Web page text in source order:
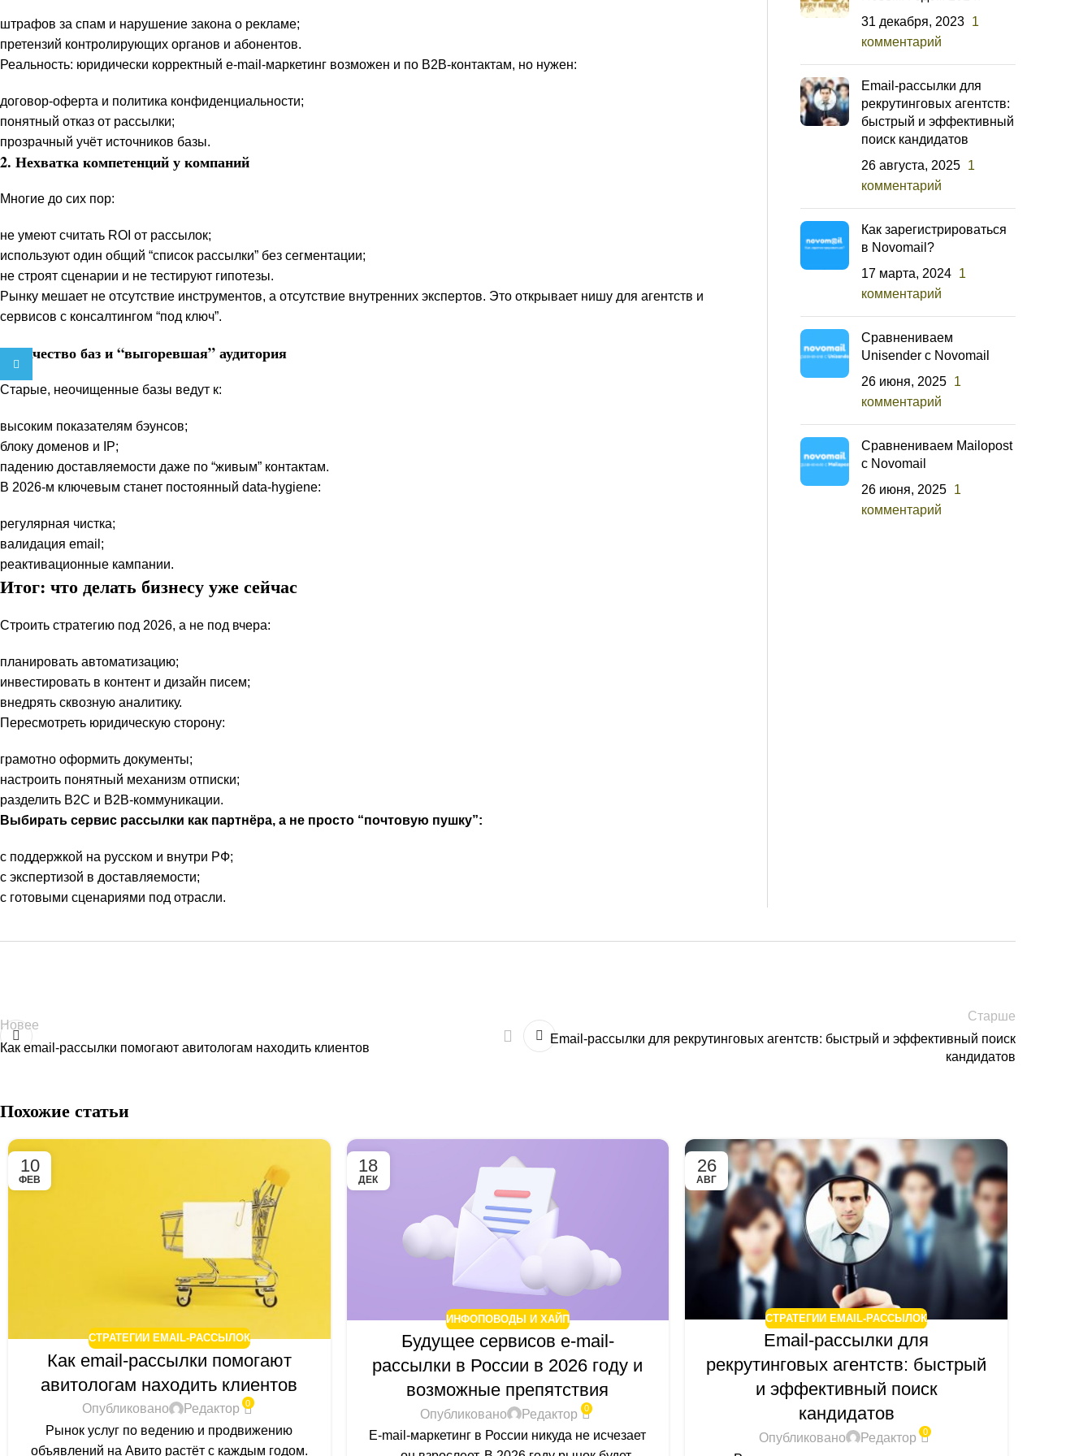
штрафов за спам и нарушение закона о рекламе;
претензий контролирующих органов и абонентов.
Реальность: юридически корректный e-mail-маркетинг возможен и по B2B-контактам, но нужен:
договор-оферта и политика конфиденциальности;
понятный отказ от рассылки;
прозрачный учёт источников базы.
2. Нехватка компетенций у компаний
Многие до сих пор:
не умеют считать ROI от рассылок;
используют один общий “список рассылки” без сегментации;
не строят сценарии и не тестируют гипотезы.
Рынку мешает не отсутствие инструментов, а отсутствие внутренних экспертов. Это открывает нишу для агентств и
сервисов с консалтингом “под ключ”.
3. Качество баз и “выгоревшая” аудитория
Старые, неочищенные базы ведут к:
высоким показателям бэунсов;
блоку доменов и IP;
падению доставляемости даже по “живым” контактам.
В 2026-м ключевым станет постоянный data-hygiene:
регулярная чистка;
валидация email;
реактивационные кампании.
Итог: что делать бизнесу уже сейчас
Строить стратегию под 2026, а не под вчера:
планировать автоматизацию;
инвестировать в контент и дизайн писем;
внедрять сквозную аналитику.
Пересмотреть юридическую сторону:
грамотно оформить документы;
настроить понятный механизм отписки;
разделить B2C и B2B-коммуникации.
Выбирать сервис рассылки как партнёра, а не просто “почтовую пушку”:
с поддержкой на русском и внутри РФ;
с экспертизой в доставляемости;
с готовыми сценариями под отрасли.
31 декабря, 2023 1
комментарий
Email-рассылки для
рекрутинговых агентств:
быстрый и эффективный
поиск кандидатов
26 августа, 2025 1
комментарий
Как зарегистрироваться
в Novomail?
17 марта, 2024 1
комментарий
Сравнениваем
Unisender с Novomail
26 июня, 2025 1
комментарий
Сравнениваем Mailopost
с Novomail
26 июня, 2025 1
комментарий
Новее
Как email-рассылки помогают авитологам находить клиентов
Старше
Email-рассылки для рекрутинговых агентств: быстрый и эффективный поиск
кандидатов
Похожие статьи
10
ФЕВ
СТРАТЕГИИ EMAIL-РАССЫЛОК
Как email-рассылки помогают
авитологам находить клиентов
Опубликовано Редактор 0
Рынок услуг по ведению и продвижению
объявлений на Авито растёт с каждым годом.
18
ДЕК
ИНФОПОВОДЫ И ХАЙП
Будущее сервисов e-mail-
рассылки в России в 2026 году и
возможные препятствия
Опубликовано Редактор 0
E-mail-маркетинг в России никуда не исчезает
26
АВГ
СТРАТЕГИИ EMAIL-РАССЫЛОК
Email-рассылки для
рекрутинговых агентств: быстрый
и эффективный поиск
кандидатов
Опубликовано Редактор 0